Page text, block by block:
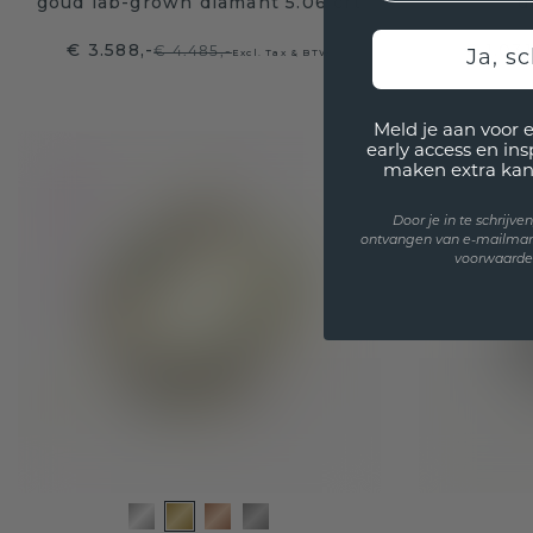
€ 3.588,-€ 4.485,-Excl. Tax & BTW €
Ja,
Meld je aan voor
early access en
maken extra
Door je in te
ontvangen van e-